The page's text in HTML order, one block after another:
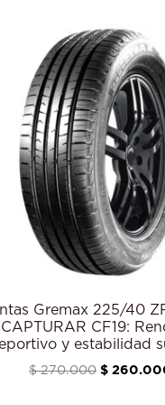
Gremax 225/40
CF19:
y estabilidad
$270.000
El
precio
original
era:
$
$